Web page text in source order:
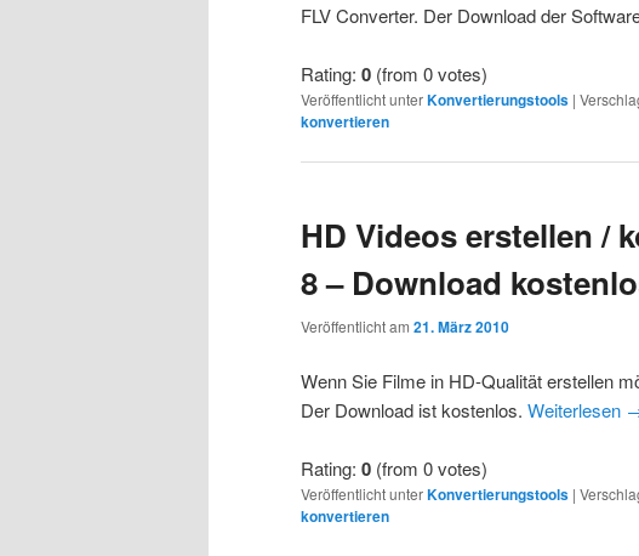
FLV Converter. Der Download der
Rating: 0 (from 0 votes)
Veröffentlicht unterKonvertierungstools |
konvertieren
HD Videos erstellen /
8 – Download
Veröffentlicht am 21. März 2010
Wenn Sie Filme in HD-Qualität erstellen
Der Download ist kostenlos. Weiterlesen
Rating: 0 (from 0 votes)
Veröffentlicht unterKonvertierungstools |
konvertieren